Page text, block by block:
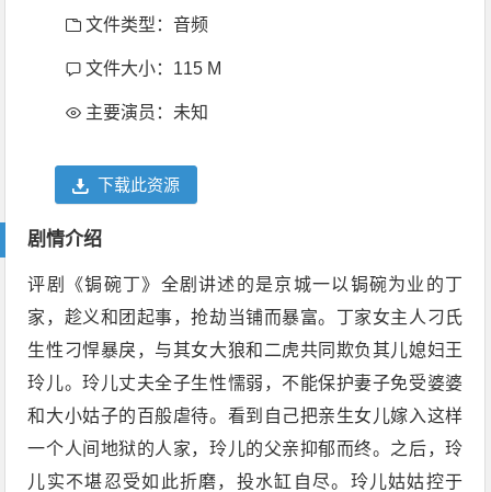
文件类型：音频
文件大小：115 M
主要演员：未知
下载此资源
剧情介绍
评剧《锔碗丁》全剧讲述的是京城一以锔碗为业的丁
家，趁义和团起事，抢劫当铺而暴富。丁家女主人刁氏
生性刁悍暴戾，与其女大狼和二虎共同欺负其儿媳妇王
玲儿。玲儿丈夫全子生性懦弱，不能保护妻子免受婆婆
和大小姑子的百般虐待。看到自己把亲生女儿嫁入这样
一个人间地狱的人家，玲儿的父亲抑郁而终。之后，玲
儿实不堪忍受如此折磨，投水缸自尽。玲儿姑姑控于